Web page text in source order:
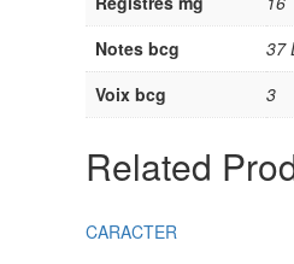
Notes bcg
37
Voix bcg
3
Related
CARACTER